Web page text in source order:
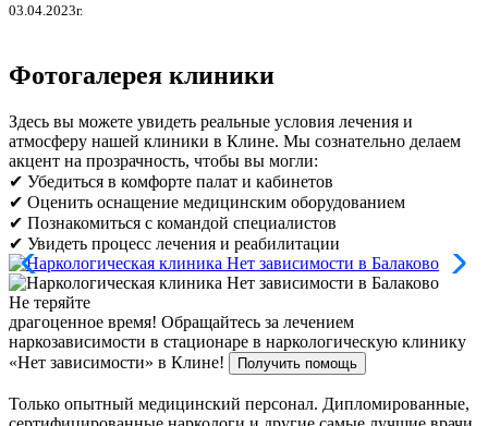
03.04.2023г.
Фотогалерея клиники
Здесь вы можете увидеть реальные условия лечения и
атмосферу нашей клиники в Клине. Мы сознательно делаем
акцент на прозрачность, чтобы вы могли:
✔ Убедиться в комфорте палат и кабинетов
✔ Оценить оснащение медицинским оборудованием
✔ Познакомиться с командой специалистов
✔ Увидеть процесс лечения и реабилитации
Не теряйте
драгоценное время! Обращайтесь за лечением
наркозависимости в стационаре в наркологическую клинику
«Нет зависимости» в Клине!
Получить помощь
Только опытный медицинский персонал. Дипломированные,